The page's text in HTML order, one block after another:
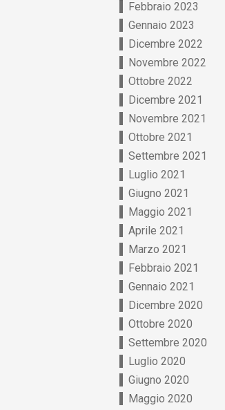
Febbraio 2023
Gennaio 2023
Dicembre 2022
Novembre 2022
Ottobre 2022
Dicembre 2021
Novembre 2021
Ottobre 2021
Settembre 2021
Luglio 2021
Giugno 2021
Maggio 2021
Aprile 2021
Marzo 2021
Febbraio 2021
Gennaio 2021
Dicembre 2020
Ottobre 2020
Settembre 2020
Luglio 2020
Giugno 2020
Maggio 2020